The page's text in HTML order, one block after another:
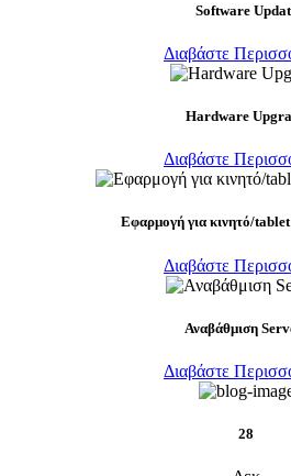
Software
Διαβάστε
Hardware
Διαβάστε
Eφαρμογή για κινητό/
Διαβάστε
Αναβάθμιση
Διαβάστε
28